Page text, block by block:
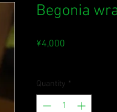
Begonia
¥4,000
Quantity *